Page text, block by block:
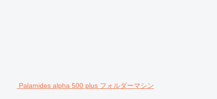
Palamides alpha 500 plus フォルダーマシン